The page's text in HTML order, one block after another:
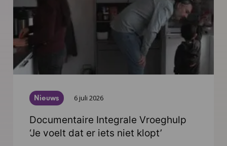
Nieuws 6 juli 2026
Documentaire Integrale Vroeghulp
‘Je voelt dat er iets niet klopt’